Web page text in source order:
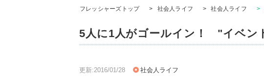
フレッシャーズトップ > 社会人ライフ > 社会人ライフ >
5人に1人がゴールイン！ "イベン
更新:2016/01/28 社会人ライフ